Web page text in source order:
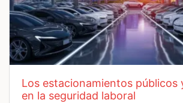
los estacionamientos públicos y su impacto
en la seguridad laboral